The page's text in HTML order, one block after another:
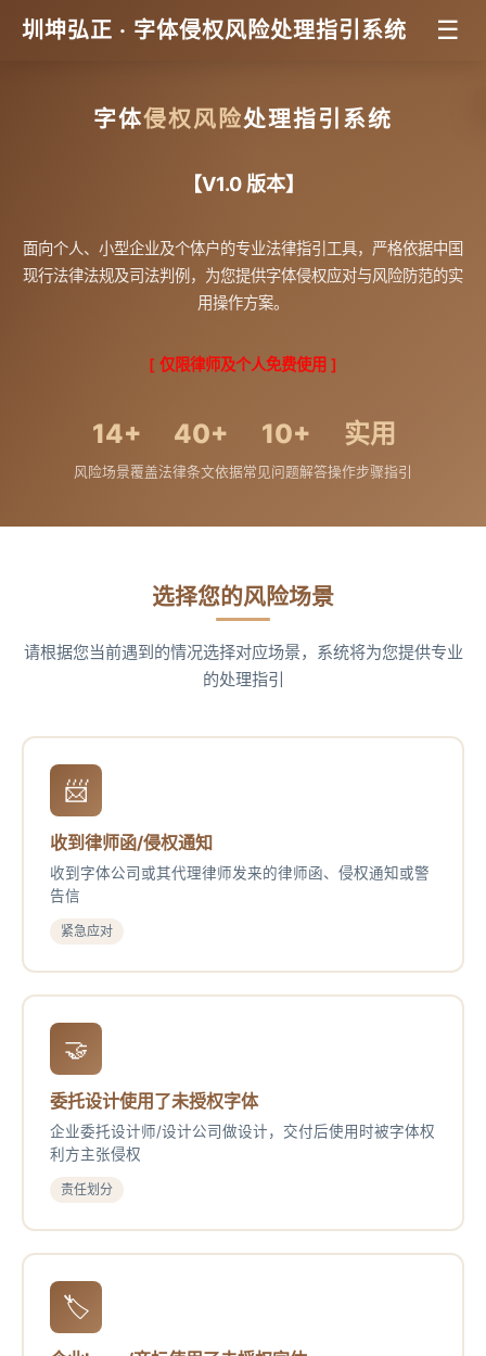
圳坤弘正 · 字体侵权风险处理指引系统 ☰
字体侵权风险处理指引系统
【V1.0 版本】
面向个人、小型企业及个体户的专业法律指引工具，严格依据中国
现行法律法规及司法判例，为您提供字体侵权应对与风险防范的实
用操作方案。
[ 仅限律师及个人免费使用 ]
14+
风险场景覆盖
40+
法律条文依据
10+
常见问题解答
实用
操作步骤指引
选择您的风险场景
请根据您当前遇到的情况选择对应场景，系统将为您提供专业
的处理指引
📨
收到律师函/侵权通知
收到字体公司或其代理律师发来的律师函、侵权通知或警
告信
紧急应对
🤝
委托设计使用了未授权字体
企业委托设计师/设计公司做设计，交付后使用时被字体权
利方主张侵权
责任划分
🏷️